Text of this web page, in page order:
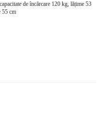
de încărcare 120 kg, lățime 53
55 cm